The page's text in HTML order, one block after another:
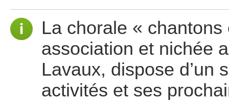
La chorale «
association et nichée
Lavaux, dispose d’un
activités et ses